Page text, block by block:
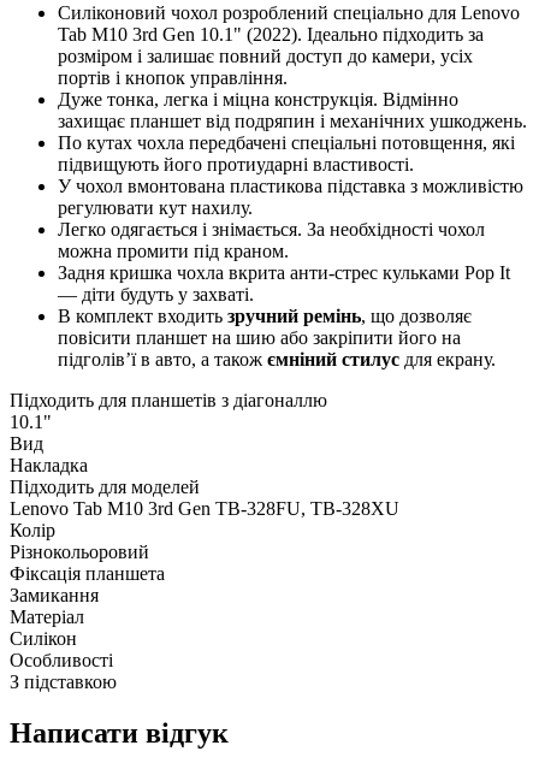
Силіконовий чохол розроблений спеціально для Lenovo
Tab M10 3rd Gen 10.1" (2022). Ідеально підходить за
розміром і залишає повний доступ до камери, усіх
портів і кнопок управління.
Дуже тонка, легка і міцна конструкція. Відмінно
захищає планшет від подряпин і механічних ушкоджень.
По кутах чохла передбачені спеціальні потовщення, які
підвищують його протиударні властивості.
У чохол вмонтована пластикова підставка з можливістю
регулювати кут нахилу.
Легко одягається і знімається. За необхідності чохол
можна промити під краном.
Задня кришка чохла вкрита анти-стрес кульками Pop It
— діти будуть у захваті.
В комплект входить зручний ремінь, що дозволяє
повісити планшет на шию або закріпити його на
підголів’ї в авто, а також ємніний стилус для екрану.
Підходить для планшетів з діагоналлю
10.1"
Вид
Накладка
Підходить для моделей
Lenovo Tab M10 3rd Gen TB-328FU, TB-328XU
Колір
Різнокольоровий
Фіксація планшета
Замикання
Матеріал
Силікон
Особливості
З підставкою
Написати відгук